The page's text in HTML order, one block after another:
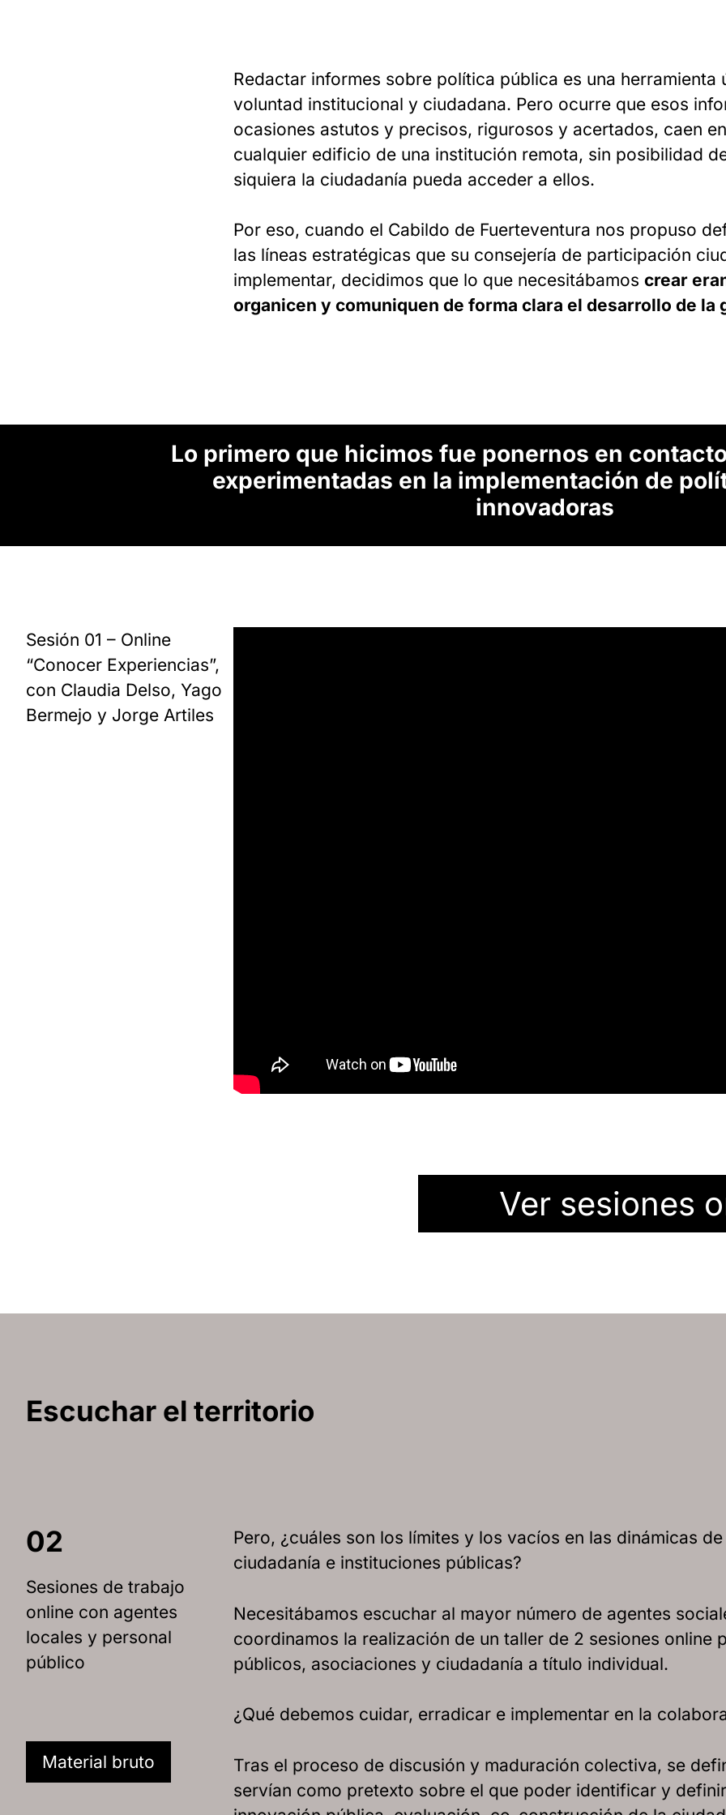
Redactar informes sobre política pública es una
voluntad institucional y ciudadana. Pero ocurre que esos
ocasiones astutos y precisos, rigurosos y acertados, caen
cualquier edificio de una institución remota, sin posibilidad
siquiera la ciudadanía pueda acceder a ellos.
Por eso, cuando el Cabildo de Fuerteventura nos propuso
las líneas estratégicas que su consejería de participación
implementar, decidimos que lo que necesitábamos crear
organicen y comuniquen de forma clara el desarrollo de la
Lo primero que hicimos fue ponernos en
experimentadas en la implementación de
innovadoras
Sesión 01 – Online
“Conocer Experiencias”,
con Claudia Delso, Yago
Bermejo y Jorge Artiles
Ver sesiones
Escuchar el territorio
02
Sesiones de trabajo
online con agentes
locales y personal
público
Material bruto
Pero, ¿cuáles son los límites y los vacíos en las dinámicas
ciudadanía e instituciones públicas?
Necesitábamos escuchar al mayor número de agentes
coordinamos la realización de un taller de 2 sesiones online
públicos, asociaciones y ciudadanía a título individual.
¿Qué debemos cuidar, erradicar e implementar en la
Tras el proceso de discusión y maduración colectiva, se
servían como pretexto sobre el que poder identificar y